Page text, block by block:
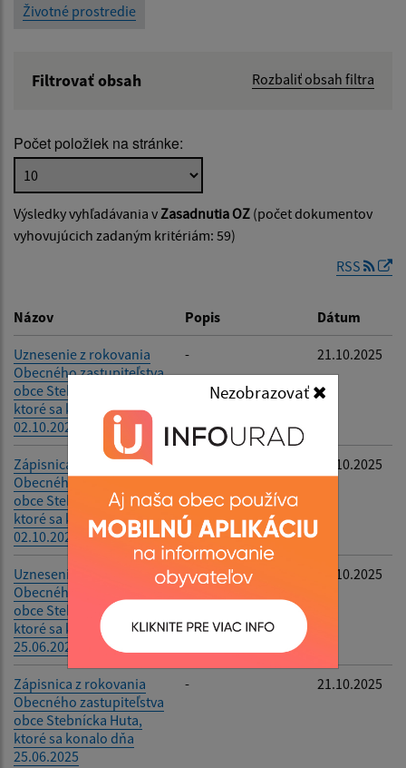
Nezobrazovať
Životné prostredie
Filtrovať obsah Rozbaliť obsah filtra
Popis:
Dátum zverejnenia od:
Filtrovať Reset
Počet položiek na stránke:
Výsledky vyhľadávania v Zasadnutia OZ (počet dokumentov
vyhovujúcich zadaným kritériám: 59)
RSS
Názov Popis Dátum
Uznesenie z rokovania
Obecného zastupiteľstva
obce Stebnícka Huta,
ktoré sa konalo dňa
02.10.2025
- 21.10.2025
Zápisnica z rokovania
Obecného zastupiteľstva
obce Stebnícka Huta,
ktoré sa konalo dňa
02.10.2025
21.10.2025
Uznesenie z rokovania
Obecného zastupiteľstva
obce Stebnícka Huta,
ktoré sa konalo dňa
25.06.2025
- 21.10.2025
Zápisnica z rokovania
Obecného zastupiteľstva
obce Stebnícka Huta,
ktoré sa konalo dňa
25.06.2025
- 21.10.2025